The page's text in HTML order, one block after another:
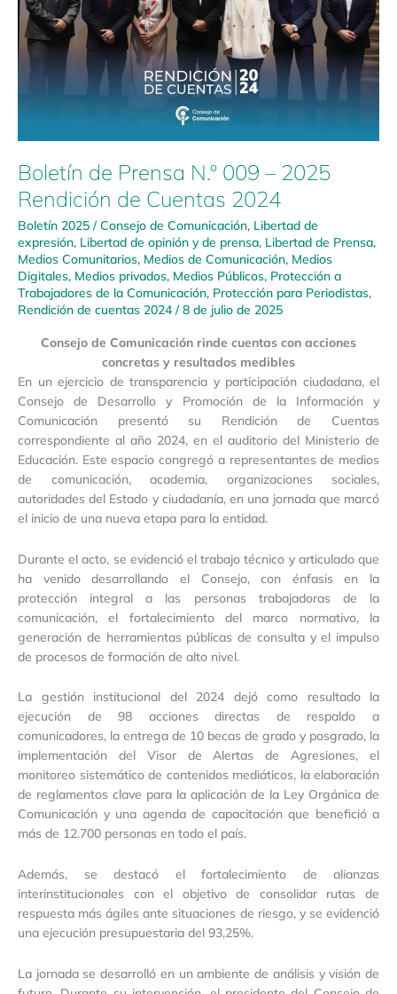
Boletín de Prensa N.º 009 – 2025
Rendición de Cuentas 2024
Boletín 2025 /Consejo de Comunicación, Libertad de
expresión, Libertad de opinión y de prensa, Libertad de Prensa,
Medios Comunitarios, Medios de Comunicación, Medios
Digitales, Medios privados, Medios Públicos, Protección a
Trabajadores de la Comunicación, Protección para Periodistas,
Rendición de cuentas 2024 /8 de julio de 2025
Consejo de Comunicación rinde cuentas con acciones
concretas y resultados medibles
En un ejercicio de transparencia y participación ciudadana, el
Consejo de Desarrollo y Promoción de la Información y
Comunicación presentó su Rendición de Cuentas
correspondiente al año 2024, en el auditorio del Ministerio de
Educación. Este espacio congregó a representantes de medios
de comunicación, academia, organizaciones sociales,
autoridades del Estado y ciudadanía, en una jornada que marcó
el inicio de una nueva etapa para la entidad.
Durante el acto, se evidenció el trabajo técnico y articulado que
ha venido desarrollando el Consejo, con énfasis en la
protección integral a las personas trabajadoras de la
comunicación, el fortalecimiento del marco normativo, la
generación de herramientas públicas de consulta y el impulso
de procesos de formación de alto nivel.
La gestión institucional del 2024 dejó como resultado la
ejecución de 98 acciones directas de respaldo a
comunicadores, la entrega de 10 becas de grado y posgrado, la
implementación del Visor de Alertas de Agresiones, el
monitoreo sistemático de contenidos mediáticos, la elaboración
de reglamentos clave para la aplicación de la Ley Orgánica de
Comunicación y una agenda de capacitación que benefició a
más de 12.700 personas en todo el país.
Además, se destacó el fortalecimiento de alianzas
interinstitucionales con el objetivo de consolidar rutas de
respuesta más ágiles ante situaciones de riesgo, y se evidenció
una ejecución presupuestaria del 93,25%.
La jornada se desarrolló en un ambiente de análisis y visión de
2025
Rendición
de